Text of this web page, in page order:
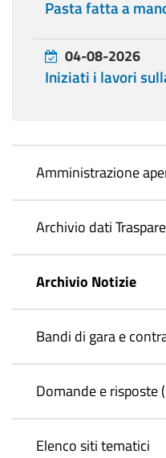
Pasta fatta a
04-08-2026
Iniziati i lavori
Amministrazione
Archivio dati
Archivio Notizie
Bandi di gara e
Domande e risposte
Elenco siti tematici